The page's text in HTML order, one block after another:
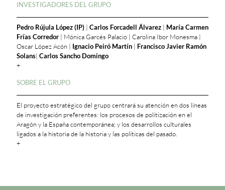
INVESTIGADORES DEL GRUPO
Pedro Rújula López (IP) | Carlos Forcadell Álvarez | María Carmen
Frías Corredor | Mónica Garcés Palacio | Carolina Ibor Monesma |
Oscar López Acón | Ignacio Peiró Martín | Francisco Javier Ramón
Solans| Carlos Sancho Domingo
+
SOBRE EL GRUPO
El proyecto estratégico del grupo centrará su atención en dos líneas
de investigación preferentes: los procesos de politización en el
Aragón y la España contemporánea; y los desarrollos culturales
ligados a la historia de la historia y las políticas del pasado.
+